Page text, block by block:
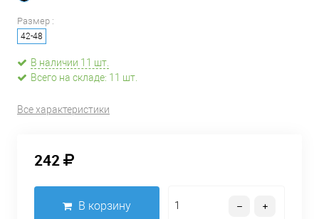
Размер :
42-48
В наличии 11 шт.
Всего на складе: 11 шт.
Все характеристики
242
В корзину